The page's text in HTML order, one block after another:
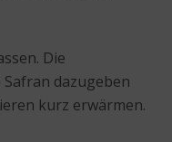
Die
dazugeben
kurz erwärmen.